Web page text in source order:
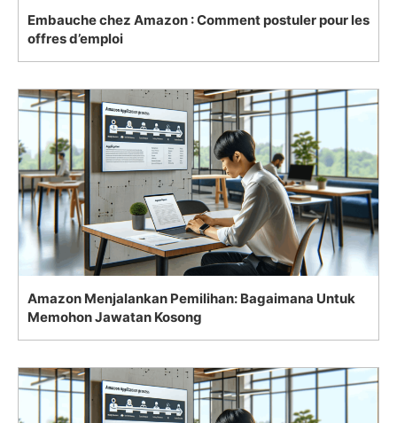
Embauche chez Amazon : Comment postuler pour les
offres d’emploi
Amazon Menjalankan Pemilihan: Bagaimana Untuk
Memohon Jawatan Kosong